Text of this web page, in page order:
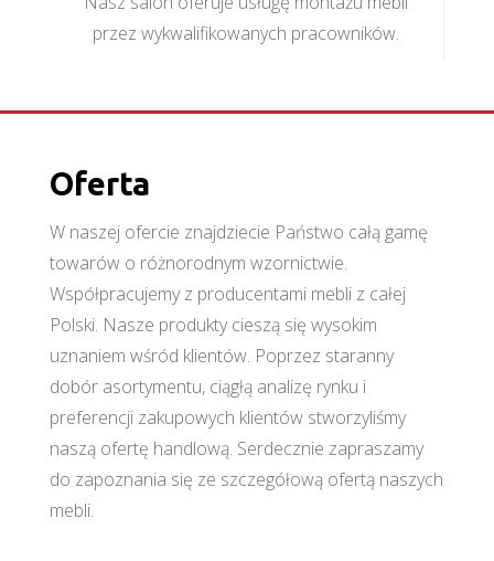
przez wykwalifikowanych pracowników.
Oferta
W naszej ofercie znajdziecie Państwo całą gamę
towarów o różnorodnym wzornictwie.
Współpracujemy z producentami mebli z całej
Polski. Nasze produkty cieszą się wysokim
uznaniem wśród klientów. Poprzez staranny
dobór asortymentu, ciągłą analizę rynku i
preferencji zakupowych klientów stworzyliśmy
naszą ofertę handlową. Serdecznie zapraszamy
do zapoznania się ze szczegółową ofertą naszych
mebli.